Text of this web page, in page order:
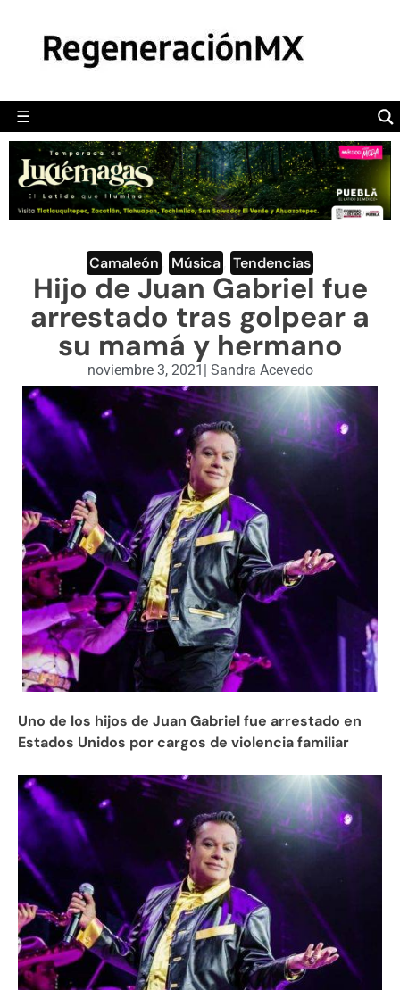
☰
POLÍTICA
CAMALEÓN
OPINIÓN
DEPORTES
ENGLISH SECTION
VIDEOS
Camaleón Música Tendencias
Hijo de Juan Gabriel fue
arrestado tras golpear a
su mamá y hermano
noviembre 3, 2021 | Sandra Acevedo
Uno de los hijos de Juan Gabriel fue arrestado en
Estados Unidos por cargos de violencia familiar